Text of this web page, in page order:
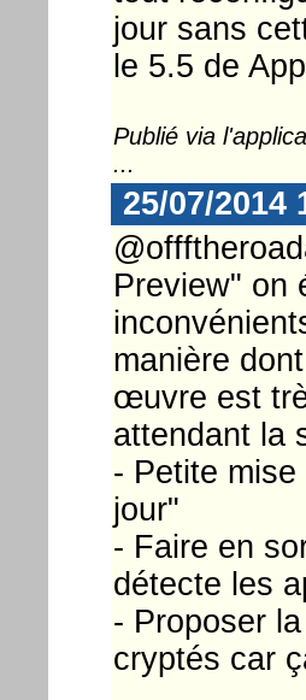
jour sans
le 5.5 de
Publié via
...
25/07/2014
Preview" on
manière
œuvre est
attendant la
- Petite
jour"
- Faire en
détecte les
- Proposer
cryptés car